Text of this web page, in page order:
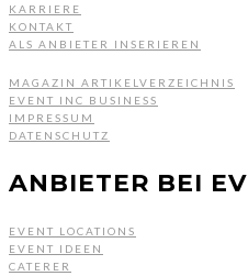
KARRIERE
KONTAKT
ALS ANBIETER INSERIEREN
MAGAZIN ARTIKELVERZEICHNIS
EVENT INC BUSINESS
IMPRESSUM
DATENSCHUTZ
ANBIETER BEI
EVENT LOCATIONS
EVENT IDEEN
CATERER